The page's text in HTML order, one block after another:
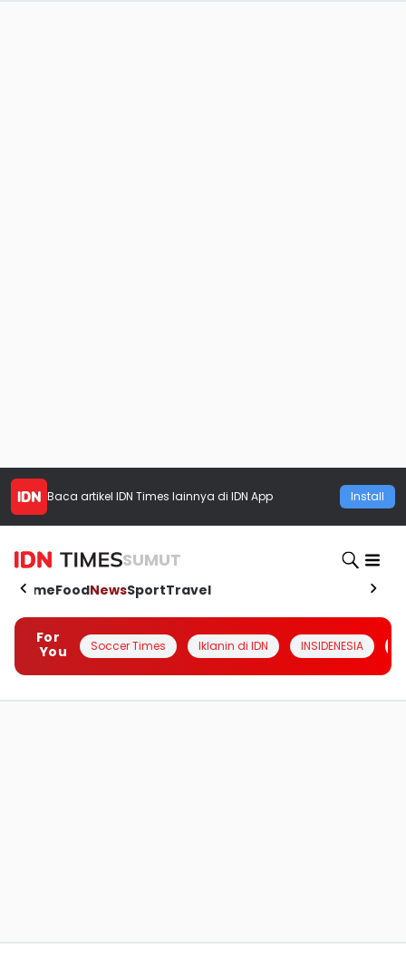
Baca artikel IDN Times lainnya di IDN App Install
SUMUT
HomeFoodNewsSportTravel
For
You
Soccer Times Iklanin di IDN INSIDENESIA